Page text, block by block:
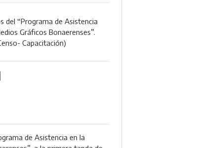
del “Programa de Asistencia
Gráficos Bonaerenses”.
Capacitación)
de Asistencia en la